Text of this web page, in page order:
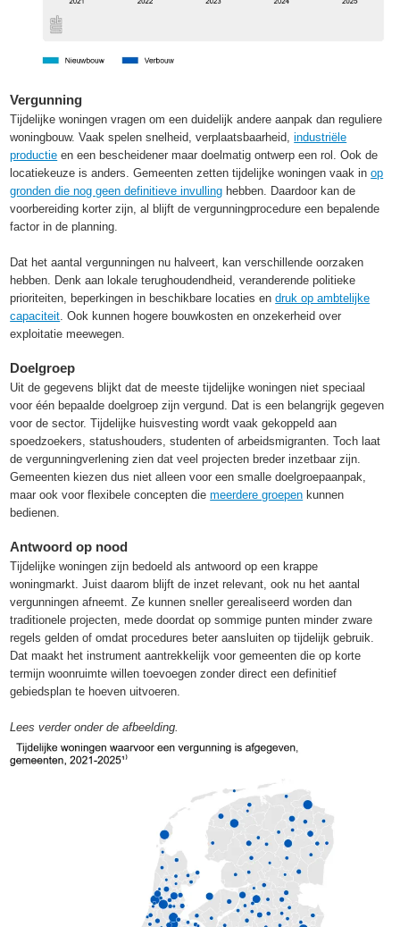
Vergunning
Tijdelijke woningen vragen om een duidelijk andere aanpak dan reguliere
woningbouw. Vaak spelen snelheid, verplaatsbaarheid,industriële
productie en een bescheidener maar doelmatig ontwerp een rol. Ook de
locatiekeuze is anders. Gemeenten zetten tijdelijke woningen vaak inop
gronden die nog geen definitieve invulling hebben. Daardoor kan de
voorbereiding korter zijn, al blijft de vergunningprocedure een bepalende
factor in de planning.
Dat het aantal vergunningen nu halveert, kan verschillende oorzaken
hebben. Denk aan lokale terughoudendheid, veranderende politieke
prioriteiten, beperkingen in beschikbare locaties endruk op ambtelijke
capaciteit. Ook kunnen hogere bouwkosten en onzekerheid over
exploitatie meewegen.
Doelgroep
Uit de gegevens blijkt dat de meeste tijdelijke woningen niet speciaal
voor één bepaalde doelgroep zijn vergund. Dat is een belangrijk gegeven
voor de sector. Tijdelijke huisvesting wordt vaak gekoppeld aan
spoedzoekers, statushouders, studenten of arbeidsmigranten. Toch laat
de vergunningverlening zien dat veel projecten breder inzetbaar zijn.
Gemeenten kiezen dus niet alleen voor een smalle doelgroepaanpak,
maar ook voor flexibele concepten diemeerdere groepen kunnen
bedienen.
Antwoord op nood
Tijdelijke woningen zijn bedoeld als antwoord op een krappe
woningmarkt. Juist daarom blijft de inzet relevant, ook nu het aantal
vergunningen afneemt. Ze kunnen sneller gerealiseerd worden dan
traditionele projecten, mede doordat op sommige punten minder zware
regels gelden of omdat procedures beter aansluiten op tijdelijk gebruik.
Dat maakt het instrument aantrekkelijk voor gemeenten die op korte
termijn woonruimte willen toevoegen zonder direct een definitief
gebiedsplan te hoeven uitvoeren.
Lees verder onder de afbeelding.